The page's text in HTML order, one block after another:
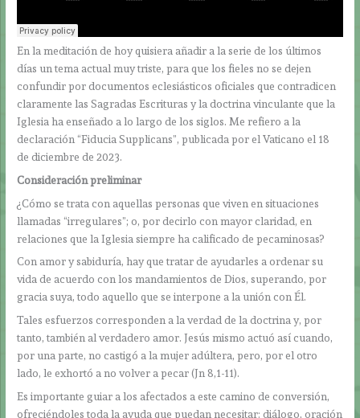
En la meditación de hoy quisiera añadir a la serie de los últimos
días un tema actual muy triste, para que los fieles no se dejen
confundir por documentos eclesiásticos oficiales que contradicen
claramente las Sagradas Escrituras y la doctrina vinculante que la
Iglesia ha enseñado a lo largo de los siglos. Me refiero a la
declaración “Fiducia Supplicans”, publicada por el Vaticano el 18
de diciembre de 2023.
Consideración preliminar
¿Cómo se trata con aquellas personas que viven en situaciones
llamadas “irregulares”; o, por decirlo con mayor claridad, en
relaciones que la Iglesia siempre ha calificado de pecaminosas?
Con amor y sabiduría, hay que tratar de ayudarles a ordenar su
vida de acuerdo con los mandamientos de Dios, superando, por
gracia suya, todo aquello que se interpone a la unión con Él.
Tales esfuerzos corresponden a la verdad de la doctrina y, por
tanto, también al verdadero amor. Jesús mismo actuó así cuando,
por una parte, no castigó a la mujer adúltera, pero, por el otro
lado, le exhortó a no volver a pecar (Jn 8,1-11).
Es importante guiar a los afectados a este camino de conversión,
ofreciéndoles toda la ayuda que puedan necesitar: diálogo, oración